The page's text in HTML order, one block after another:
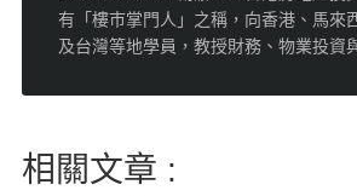
有「樓巿掌門人」之稱，向香港、馬來
及台灣等地學員，教授財務、物業投資
相關文章 :